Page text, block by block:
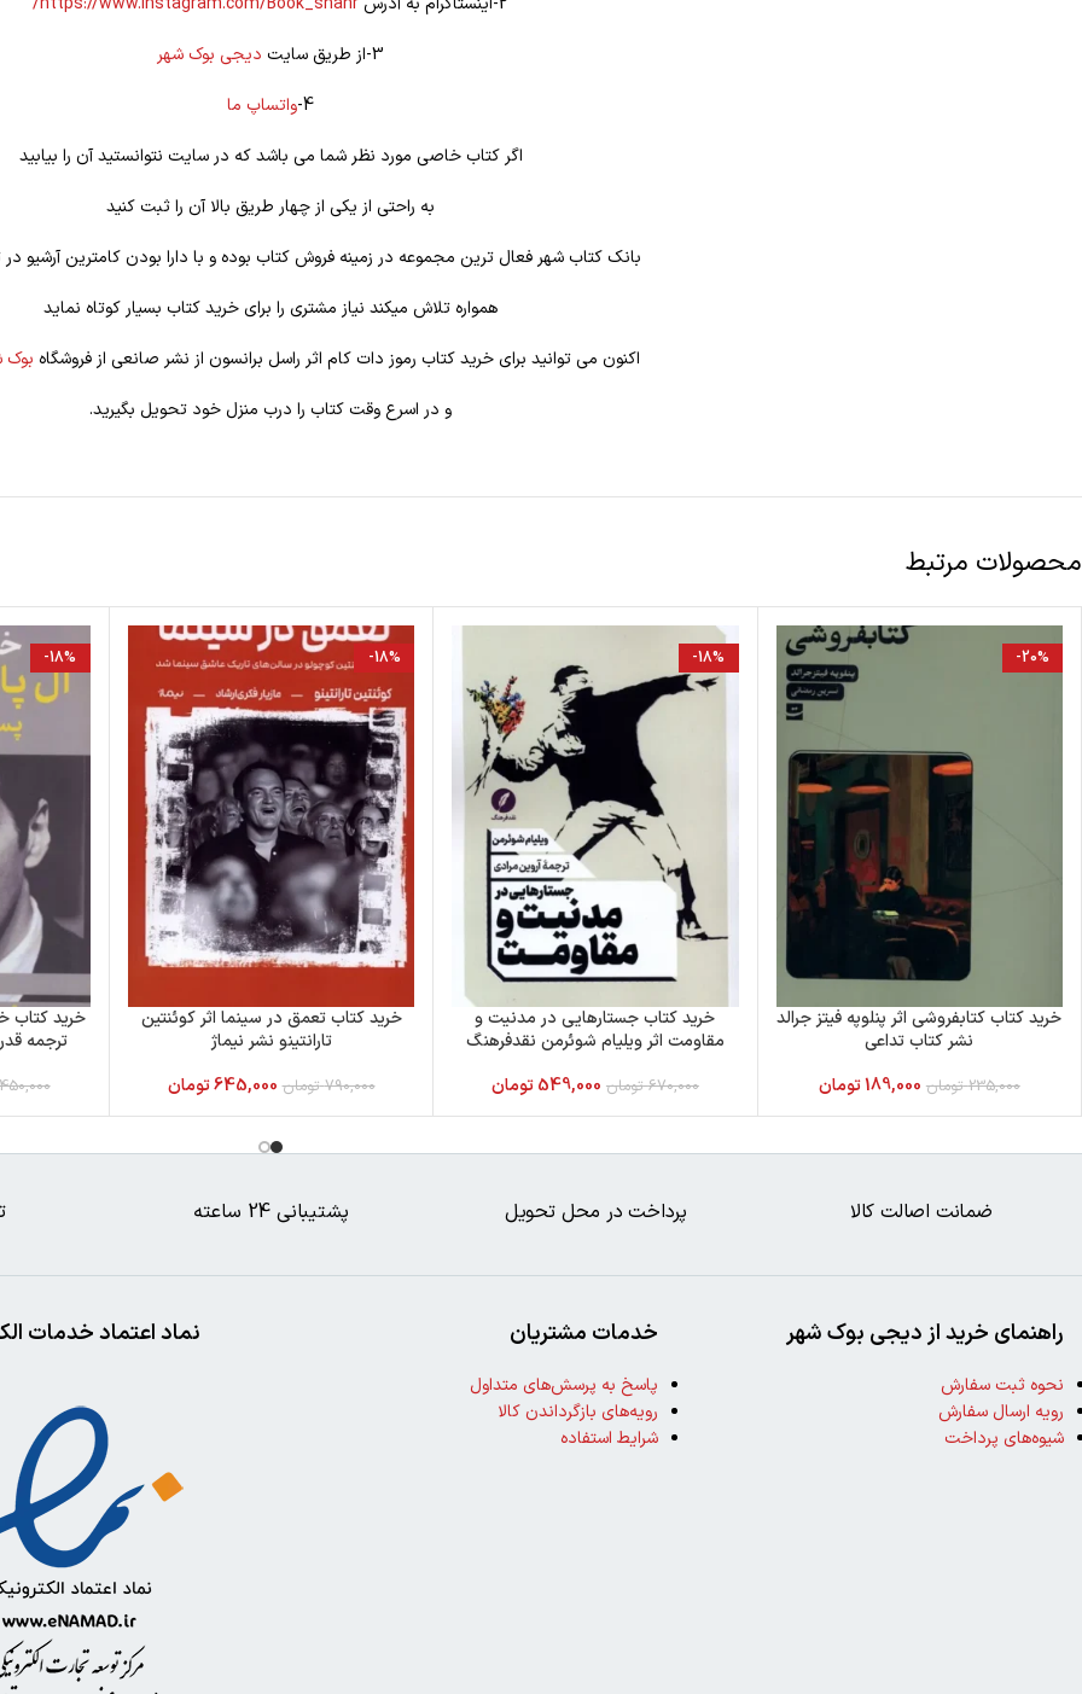
3-از طریق سایت
دیجی بوک شهر
4- واتساپ ما
اگر کتاب خاصی مورد نظر شما می باشد که در سایت نتوانستید آن را بیابید
به راحتی از یکی از چهار طریق بالا آن را ثبت کنید
بانک کتاب شهر فعال ترین مجموعه در زمینه فروش کتاب بوده و با دارا بودن کامترین آرشیو در
همواره تلاش میکند نیاز مشتری را برای خرید کتاب بسیار کوتاه نماید
اکنون می توانید برای خرید کتاب رموز دات کام اثر راسل برانسون از نشر صانعی از فروشگاه بوک
و در اسرع وقت کتاب را درب منزل خود تحویل بگیرید.
محصولات مرتبط
-20%
خرید کتاب کتابفروشی اثر پنلوپه فیتز جرالد
نشر کتاب تداعی
235,000 تومان 189,000تومان
-18%
خرید کتاب جستارهایی در مدنیت و
مقاومت اثر ویلیام شوئرمن نقدفرهنگ
670,000 تومان 549,000تومان
-18%
خرید کتاب تعمق در سینما اثر کوئنتین
تارانتینو نشر نیماژ
790,000 تومان 645,000تومان
-18%
خرید کتاب
ترجمه
ضمانت اصالت کالا پرداخت در محل تحویل پشتیبانی 24 ساعته
نماد اعتماد خدمات خدمات مشتریان
پاسخ به پرسش‌های متداول
رویه‌های بازگرداندن کالا
شرایط استفاده
راهنمای خرید از دیجی بوک شهر
نحوه ثبت سفارش
رویه ارسال سفارش
شیوه‌های پرداخت